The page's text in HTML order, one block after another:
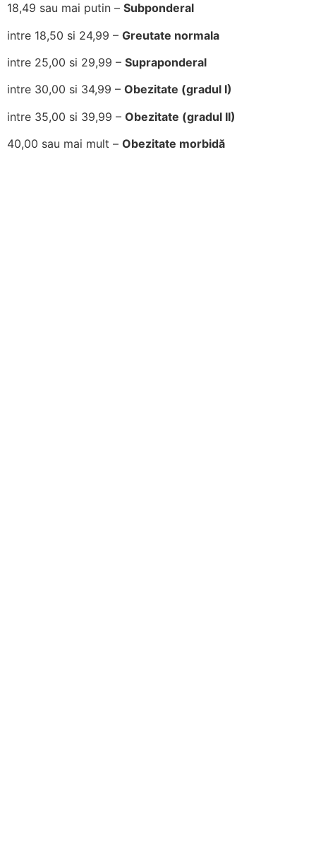
18,49 sau mai putin – Subponderal
intre 18,50 si 24,99 – Greutate normala
intre 25,00 si 29,99 – Supraponderal
intre 30,00 si 34,99 – Obezitate (gradul I)
intre 35,00 si 39,99 – Obezitate (gradul II)
40,00 sau mai mult – Obezitate morbidă